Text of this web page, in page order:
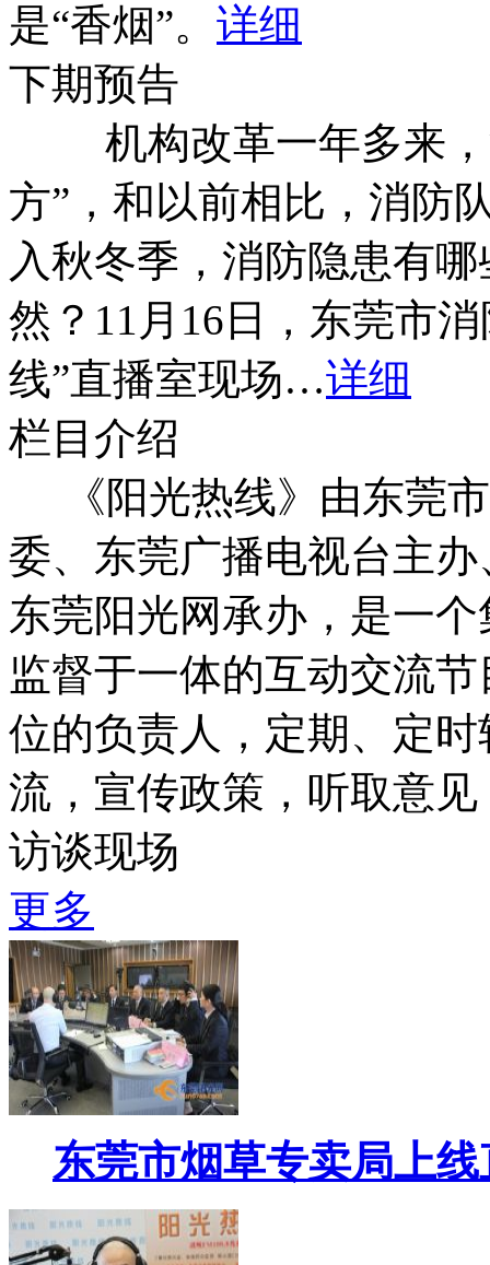
日联合发布了《关于进一步保护未成
通告》，要求各类市场主体不得向未
促电子烟生产、销售企业或个人及时
网站或客户端，电商平台及时关闭电
品及时下架，电子烟生产、销售企业
发布的电子烟广告。 我局也会根据
范围内加强电子烟的监管，并重点做
是积极做好本通告的宣传，进一步强
人免受电子烟侵害的意识；二是加强
合，共同做好本通告的贯彻实施工作
法违规制售电子烟行为，有效维护未
权益。相信不久的未来，电子烟行业
格的监管。
是“香烟”。 详细
下期预告
机构改革一年多来，
方”，和以前相比，消防
入秋冬季，消防隐患有
然？11月16日，东莞市
线”直播室现场…详细
栏目介绍
《阳光热线》由东莞
委、东莞广播电视台主
东莞阳光网承办，是一
监督于一体的互动交流
位的负责人，定期、定
流，宣传政策，听取意
访谈现场
更多
东莞市烟草专卖局上线